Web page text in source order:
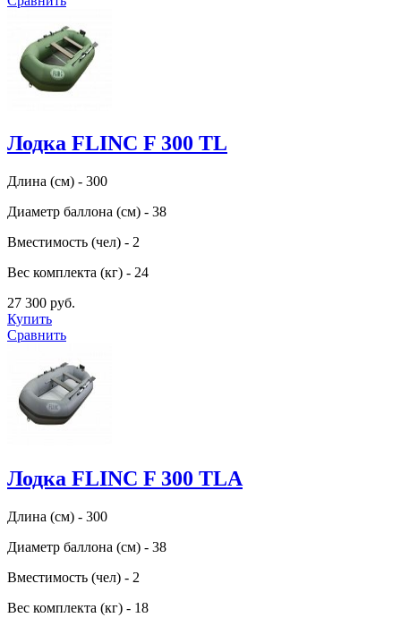
Лодка FLINC F 300 TL
Длина (см) - 300
Диаметр баллона (см) - 38
Вместимость (чел) - 2
Вес комплекта (кг) - 24
27 300 руб.
Купить
Сравнить
Лодка FLINC F 300 TLA
Длина (см) - 300
Диаметр баллона (см) - 38
Вместимость (чел) - 2
Вес комплекта (кг) - 18